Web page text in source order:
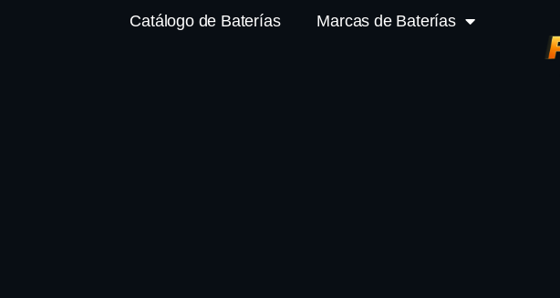
Catálogo de Baterías Marcas de Baterías